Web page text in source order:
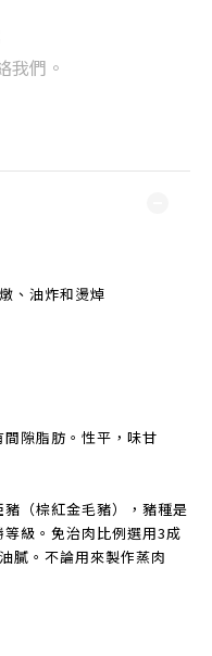
我們。
、油炸和燙焯
隙脂肪。性平，味甘
（棕紅金毛豬），豬種是
級。免治肉比例選用3成
膩。不論用來製作蒸肉